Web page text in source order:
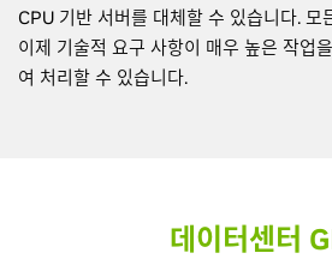
CPU 기반 서버를 대체할 수 있습니다. 모
이제 기술적 요구 사항이 매우 높은 작업
여 처리할 수 있습니다.
데이터센터